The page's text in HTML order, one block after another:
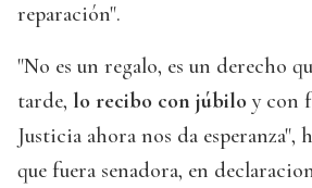
reparación".
"No es un regalo, es un derecho
tarde, lo recibo con júbilo y con
Justicia ahora nos da esperanza",
que fuera senadora, en